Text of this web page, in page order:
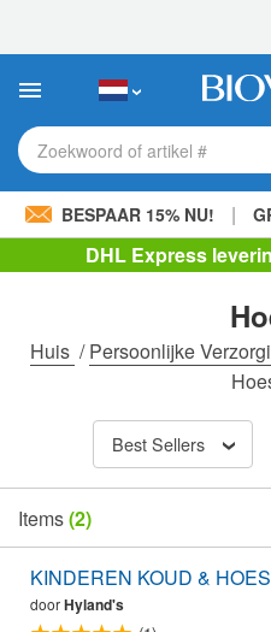
Deze
bevat
toegankelijkheidssysteem.
Zoekwoord of artikel #
BESPAAR 15% NU! |
DHL Express
Huis /Persoonlijke
Best Sellers
Items(2)
KINDEREN KOUD &
doorHyland's